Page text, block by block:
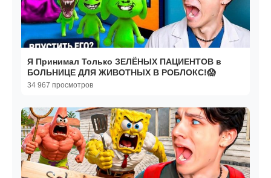
Я Принимал Только ЗЕЛЁНЫХ ПАЦИЕНТОВ в
БОЛЬНИЦЕ ДЛЯ ЖИВОТНЫХ В РОБЛОКС!😱
34 967 просмотров